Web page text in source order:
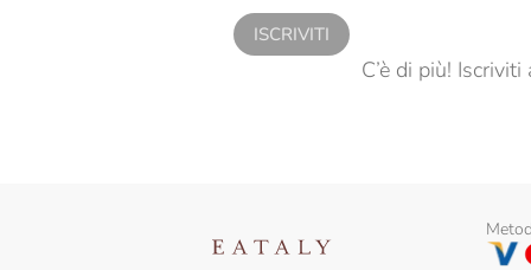
Deseo
Desideri
Domori X Eataly
ISCRIVITI
C’è di più!